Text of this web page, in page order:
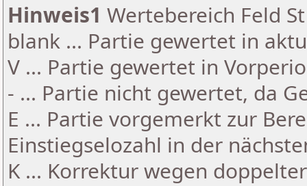
Hinweis1 Wertebereich Feld
blank ... Partie gewertet in
V ... Partie gewertet in
- ... Partie nicht gewertet, da
E ... Partie vorgemerkt zur
Einstiegselozahl in der
K ... Korrektur wegen